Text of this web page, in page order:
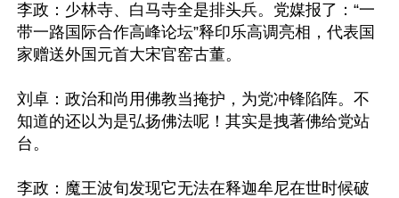
李政：少林寺、白马寺全是排头兵。党媒报了：“一
带一路国际合作高峰论坛”释印乐高调亮相，代表国
家赠送外国元首大宋官窑古董。
刘卓：政治和尚用佛教当掩护，为党冲锋陷阵。不
知道的还以为是弘扬佛法呢！其实是拽著佛给党站
台。
李政：魔王波旬发现它无法在释迦牟尼在世时候破